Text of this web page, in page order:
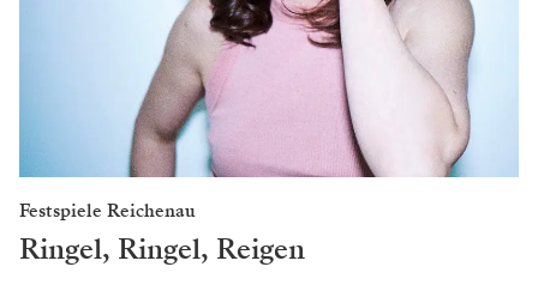
Festspiele Reichenau
Ringel, Ringel, Reigen